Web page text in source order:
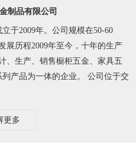
制品有限公司
于2009年。公司规模在50-60
展历程2009年至今，十年的生产
、生产、销售橱柜五金、家具五
产品为一体的企业。 公司位于交
更多